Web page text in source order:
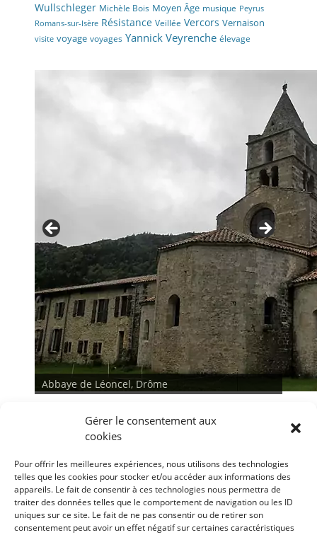
Gérer le consentement aux
cookies
Pour offrir les meilleures expériences, nous utilisons des technologies
telles que les cookies pour stocker et/ou accéder aux informations des
appareils. Le fait de consentir à ces technologies nous permettra de
traiter des données telles que le comportement de navigation ou les ID
uniques sur ce site. Le fait de ne pas consentir ou de retirer son
consentement peut avoir un effet négatif sur certaines caractéristiques
Wullschleger Michèle Bois Moyen Âge musique Peyrus
Romans-sur-Isère Résistance Veillée Vercors Vernaison
visite voyage voyages Yannick Veyrenche élevage
Abbaye de Léoncel, Drôme
Abbaye de Léoncel, Drôme
< >